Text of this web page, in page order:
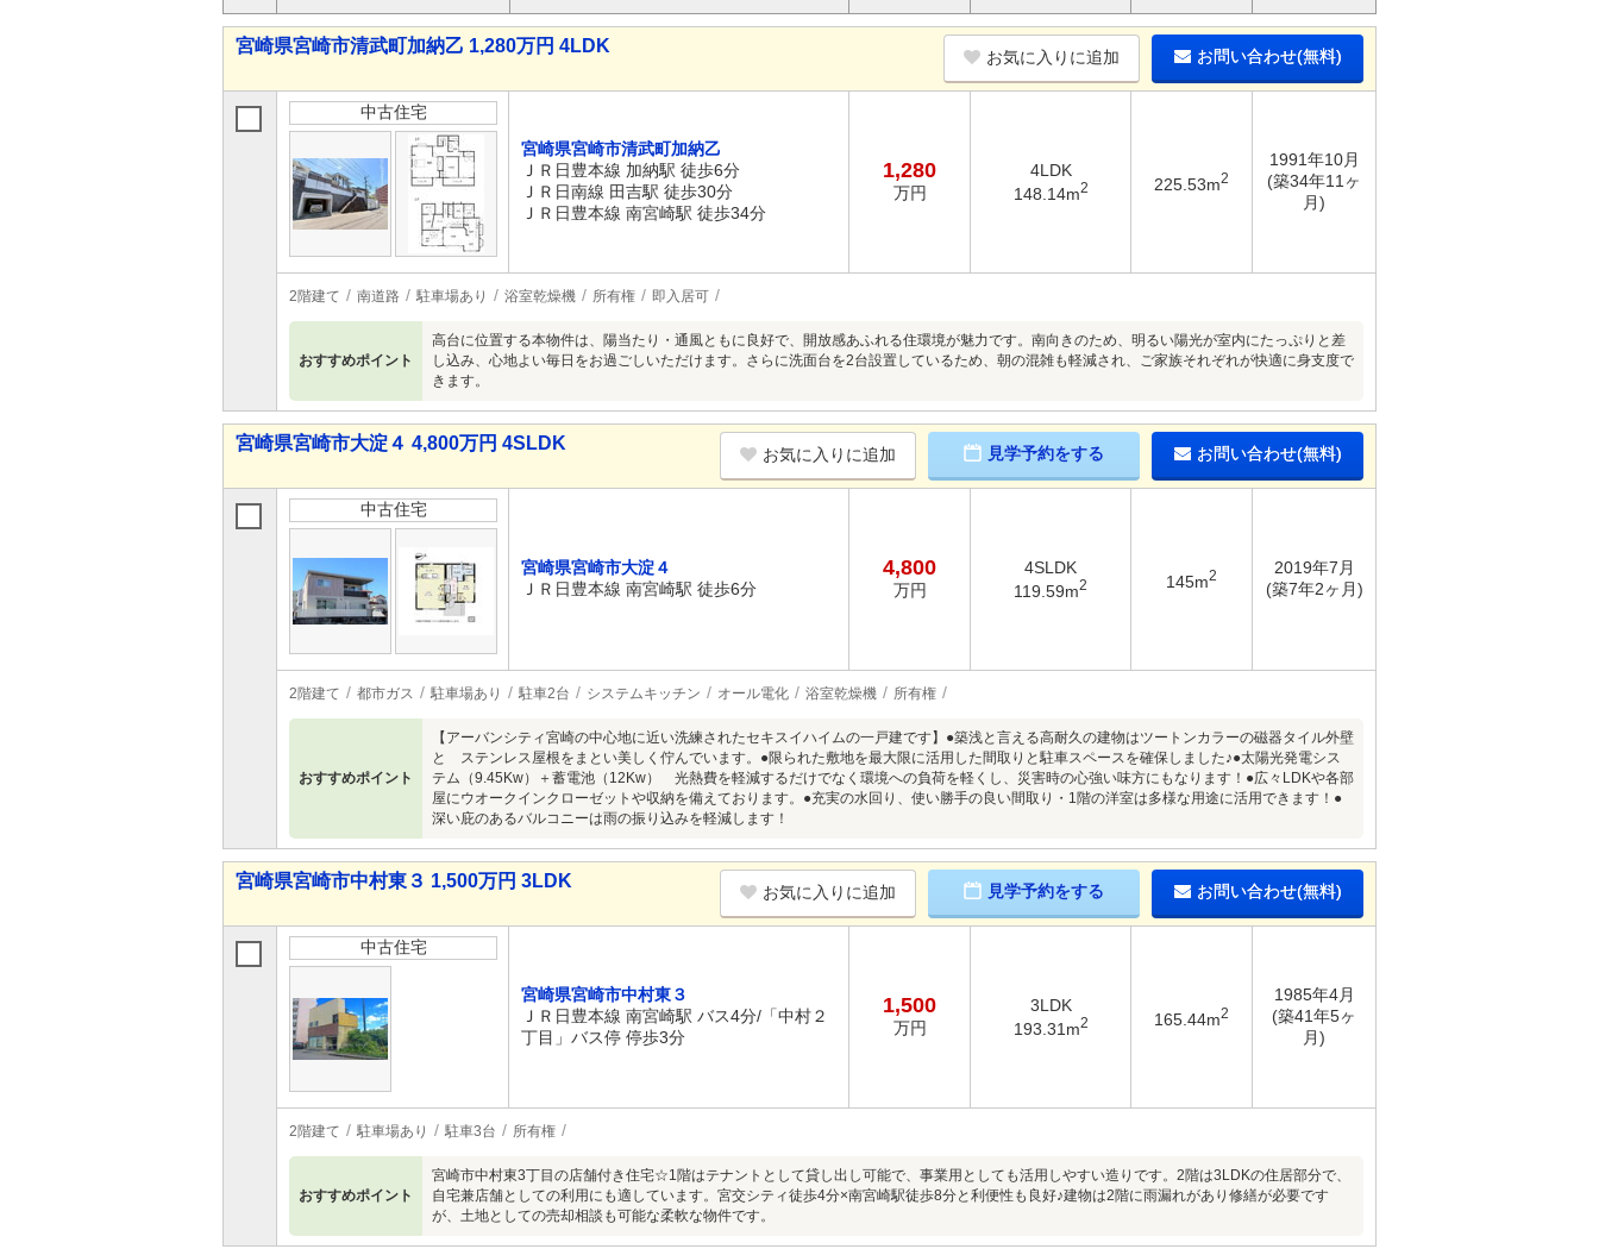
宮崎県宮崎市清武町加納乙 1,280万円 4LDK
お気に入りに追加 お問い合わせ(無料)
中古住宅
宮崎県宮崎市清武町加納乙
ＪＲ日豊本線 加納駅 徒歩6分
ＪＲ日南線 田吉駅 徒歩30分
ＪＲ日豊本線 南宮崎駅 徒歩34分
1,280
万円
4LDK
148.14m2 225.53m2
1991年10月
(築34年11ヶ
月)
2階建て 南道路 駐車場あり 浴室乾燥機 所有権 即入居可
おすすめポイント
高台に位置する本物件は、陽当たり・通風ともに良好で、開放感あふれる住環境が魅力です。南向きのため、明るい陽光が室内にたっぷりと差
し込み、心地よい毎日をお過ごしいただけます。さらに洗面台を2台設置しているため、朝の混雑も軽減され、ご家族それぞれが快適に身支度で
きます。
宮崎県宮崎市大淀４ 4,800万円 4SLDK
お気に入りに追加 見学予約をする お問い合わせ(無料)
中古住宅
宮崎県宮崎市大淀４
ＪＲ日豊本線 南宮崎駅 徒歩6分
4,800
万円
4SLDK
119.59m2 145m2
2019年7月
(築7年2ヶ月)
2階建て 都市ガス 駐車場あり 駐車2台 システムキッチン オール電化 浴室乾燥機 所有権
おすすめポイント
【アーバンシティ宮崎の中心地に近い洗練されたセキスイハイムの一戸建です】●築浅と言える高耐久の建物はツートンカラーの磁器タイル外壁
と ステンレス屋根をまとい美しく佇んでいます。●限られた敷地を最大限に活用した間取りと駐車スペースを確保しました♪●太陽光発電シス
テム（9.45Kw）＋蓄電池（12Kw） 光熱費を軽減するだけでなく環境への負荷を軽くし、災害時の心強い味方にもなります！●広々LDKや各部
屋にウオークインクローゼットや収納を備えております。●充実の水回り、使い勝手の良い間取り・1階の洋室は多様な用途に活用できます！●
深い庇のあるバルコニーは雨の振り込みを軽減します！
宮崎県宮崎市中村東３ 1,500万円 3LDK
お気に入りに追加 見学予約をする お問い合わせ(無料)
中古住宅
宮崎県宮崎市中村東３
ＪＲ日豊本線 南宮崎駅 バス4分/「中村２
丁目」バス停 停歩3分
1,500
万円
3LDK
193.31m2 165.44m2
1985年4月
(築41年5ヶ
月)
2階建て 駐車場あり 駐車3台 所有権
おすすめポイント
宮崎市中村東3丁目の店舗付き住宅☆1階はテナントとして貸し出し可能で、事業用としても活用しやすい造りです。2階は3LDKの住居部分で、
自宅兼店舗としての利用にも適しています。宮交シティ徒歩4分×南宮崎駅徒歩8分と利便性も良好♪建物は2階に雨漏れがあり修繕が必要です
が、土地としての売却相談も可能な柔軟な物件です。